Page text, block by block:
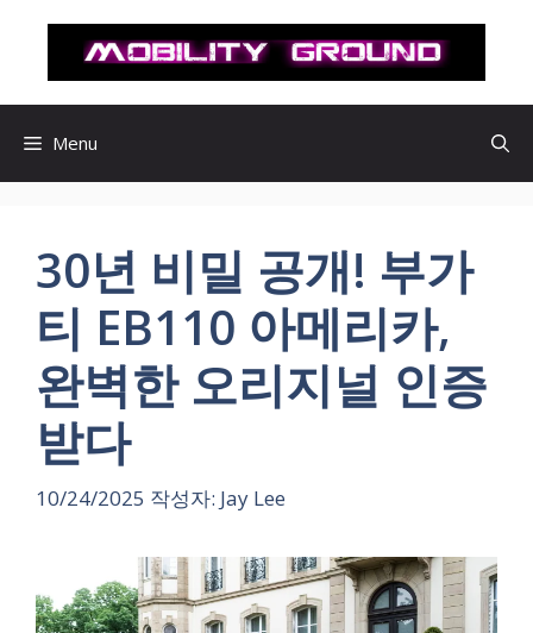
로
Menu
30년 비밀 공개! 부가
티 EB110 아메리카,
완벽한 오리지널 인증
받다
10/24/2025 작성자: Jay Lee